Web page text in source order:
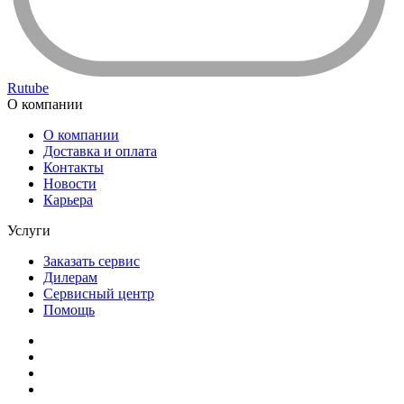
Rutube
О компании
О компании
Доставка и оплата
Контакты
Новости
Карьера
Услуги
Заказать сервис
Дилерам
Сервисный центр
Помощь